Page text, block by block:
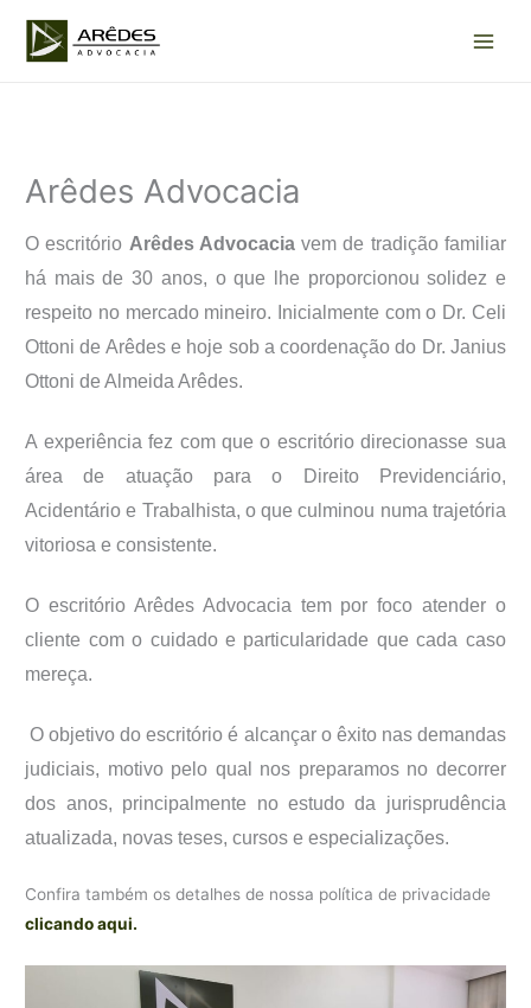
Arêdes Advocacia
O escritório Arêdes Advocaciavem de tradição familiar
há mais de 30 anos, o que lhe proporcionou solidez e
respeito no mercado mineiro. Inicialmente com o Dr. Celi
Ottoni de Arêdes e hoje sob a coordenação do Dr. Janius
Ottoni de Almeida Arêdes.
A experiência fez com que o escritório direcionasse sua
área de atuação para o Direito Previdenciário,
Acidentário e Trabalhista, o que culminou numa trajetória
vitoriosa e consistente.
O escritório Arêdes Advocacia tem por foco atender o
cliente com o cuidado e particularidade que cada caso
mereça.
O objetivo do escritório é alcançar o êxito nas demandas
judiciais, motivo pelo qual nos preparamos no decorrer
dos anos, principalmente no estudo da jurisprudência
atualizada, novas teses, cursos e especializações.
Confira também os detalhes de nossa política de privacidade
clicando aqui.